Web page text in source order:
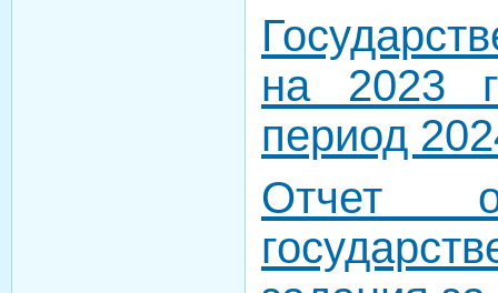
на 2023
период
Отчет